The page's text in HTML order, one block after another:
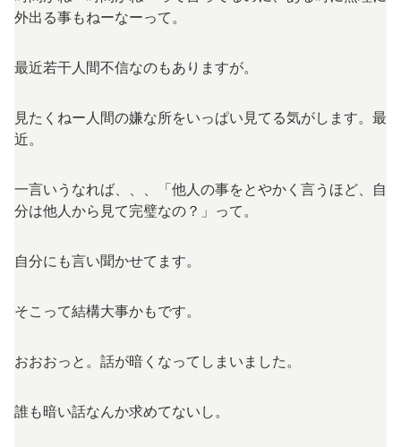
外出る事もねーなーって。
最近若干人間不信なのもありますが。
見たくねー人間の嫌な所をいっぱい見てる気がします。最
近。
一言いうなれば、、、「他人の事をとやかく言うほど、自
分は他人から見て完璧なの？」って。
自分にも言い聞かせてます。
そこって結構大事かもです。
おおおっと。話が暗くなってしまいました。
誰も暗い話なんか求めてないし。